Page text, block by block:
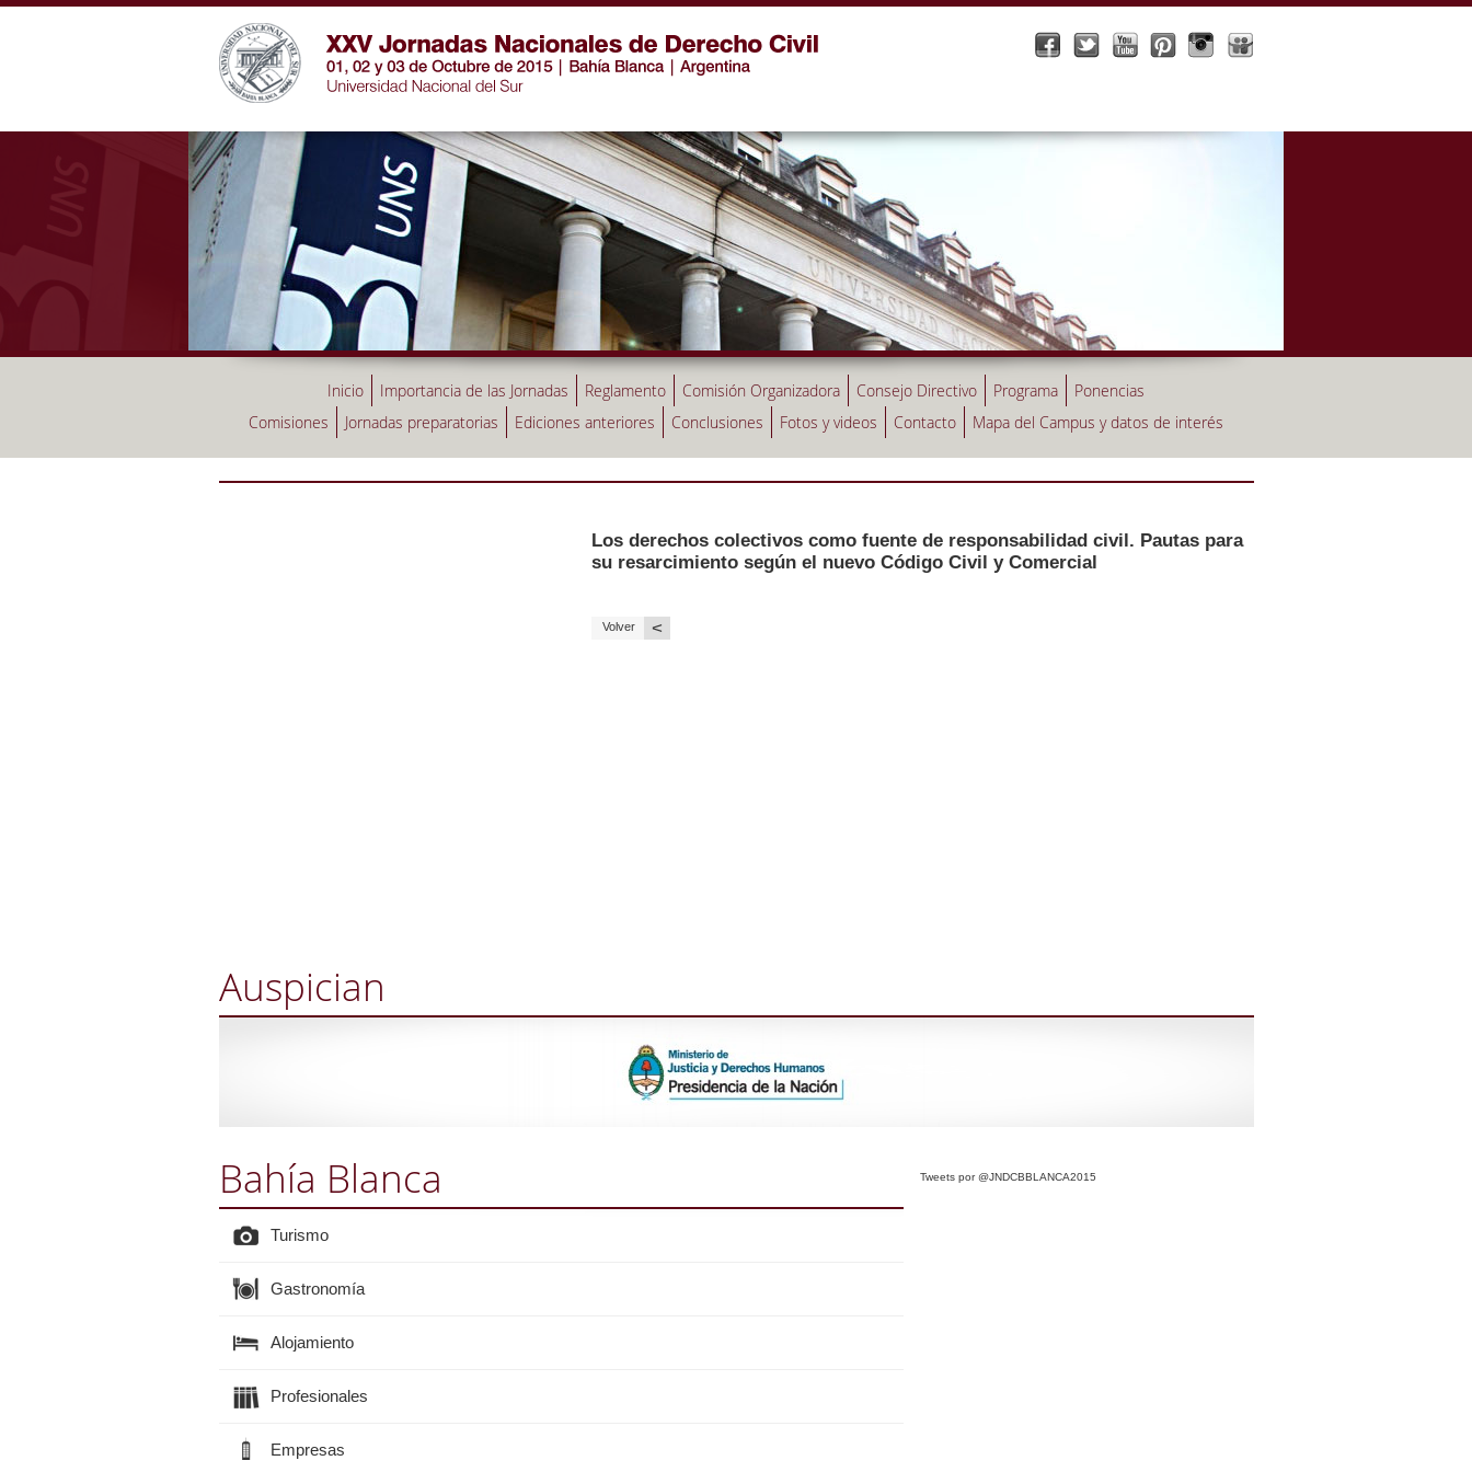
Inicio Importancia de las Jornadas Reglamento Comisión Organizadora Consejo Directivo Programa
Ponencias
Comisiones
Jornadas preparatorias Ediciones anteriores Conclusiones Fotos y videos Contacto Mapa del Campus y datos de interés
Los derechos colectivos como fuente de responsabilidad civil. Pautas para
su resarcimiento según el nuevo Código Civil y Comercial
Volver <
Auspician
Bahía Blanca
Turismo
Gastronomía
Alojamiento
Profesionales
Empresas
Tweets por @JNDCBBLANCA2015